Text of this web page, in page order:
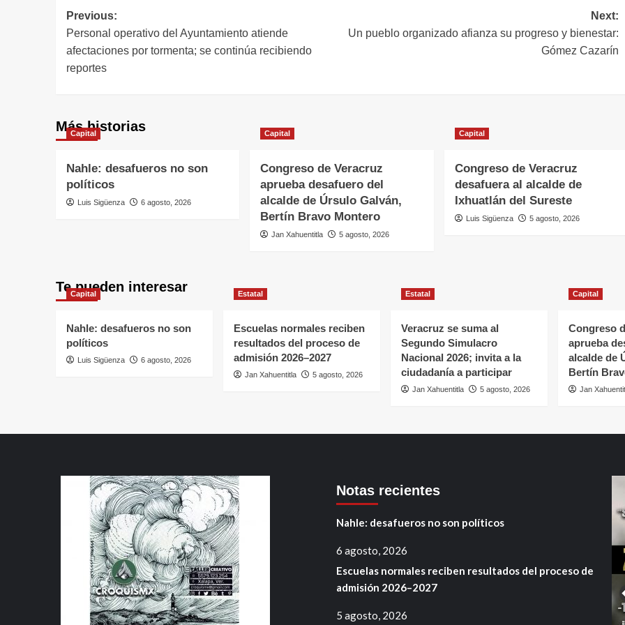
Previous:
Personal operativo del Ayuntamiento atiende
afectaciones por tormenta; se continúa recibiendo
reportes
Next:
Un pueblo organizado afianza su progreso y bienestar:
Gómez Cazarín
Más historias
Capital
Nahle: desafueros no son
políticos
Luis Sigüenza 6 agosto, 2026
Capital
Congreso de Veracruz
aprueba desafuero del
alcalde de Úrsulo Galván,
Bertín Bravo Montero
Jan Xahuentitla 5 agosto, 2026
Capital
Congreso de Veracruz
desafuera al alcalde de
Ixhuatlán del Sureste
Luis Sigüenza 5 agosto, 2026
Te pueden interesar
Capital
Nahle: desafueros no son
políticos
Luis Sigüenza 6 agosto, 2026
Estatal
Escuelas normales reciben
resultados del proceso de
admisión 2026–2027
Jan Xahuentitla 5 agosto, 2026
Estatal
Veracruz se suma al
Segundo Simulacro
Nacional 2026; invita a la
ciudadanía a participar
Jan Xahuentitla 5 agosto, 2026
Capital
Congreso
aprueba
alcalde de
Bertín
Jan
Notas recientes
Nahle: desafueros no son políticos
6 agosto, 2026
Escuelas normales reciben resultados del proceso de
admisión 2026–2027
5 agosto, 2026